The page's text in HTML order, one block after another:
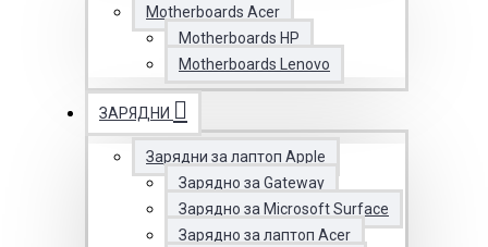
Motherboards Acer
Motherboards HP
Motherboards Lenovo
ЗАРЯДНИ
Зарядни за лаптоп Apple
Зарядно за Gateway
Зарядно за Microsoft Surface
Зарядно за лаптоп Acer